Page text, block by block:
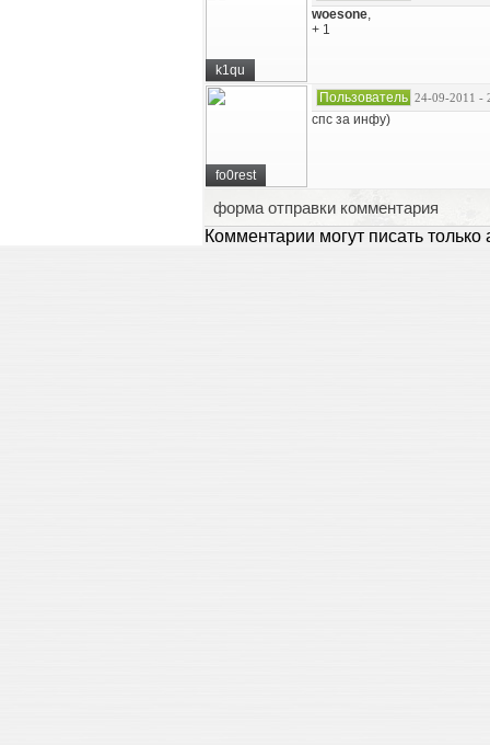
k1qu
woesone,
+ 1
fo0rest
Пользователь 24-09-2011 -
спс за инфу)
форма отправки комментария
Комментарии могут писать